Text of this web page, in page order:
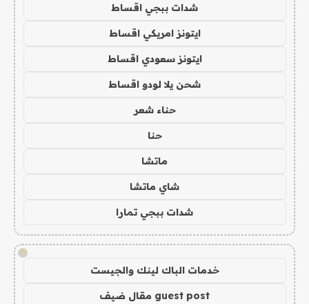
شدات ببجي اقساط
ايتونز امريكي اقساط
ايتونز سعودي اقساط
شحن يلا لودو اقساط
حناء شعر
حنا
ماتشا
شاي ماتشا
شدات ببجي تمارا
!
خدمات الباك لينك والجيست
guest post مقال ضيف